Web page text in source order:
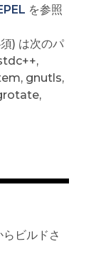
を参照
) は次のパ
gnutls,
ビルドさ